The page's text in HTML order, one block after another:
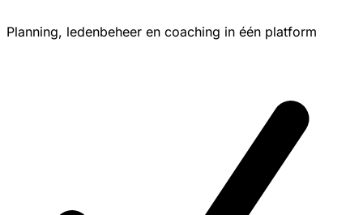
Planning, ledenbeheer en coaching in één platform